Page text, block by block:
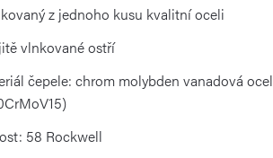
z jednoho kusu kvalitní oceli
vlnkované ostří
čepele: chrom molybden vanadová ocel
58 Rockwell